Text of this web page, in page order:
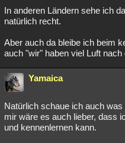
In anderen Ländern sehe ich
natürlich recht.
Aber auch da bleibe ich beim
auch "wir" haben viel Luft
Yamaica
Natürlich schaue ich auch
mir wäre es auch lieber, dass
und kennenlernen kann.